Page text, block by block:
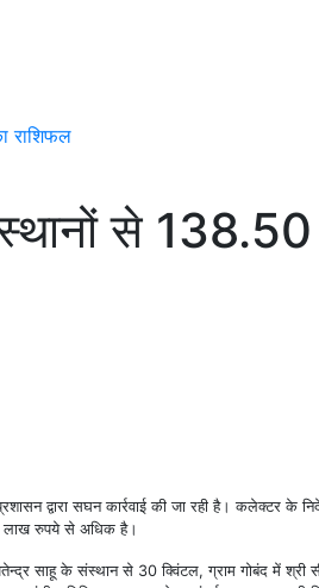
राशिफल
से 138.50
द्वारा सघन कार्रवाई की जा रही है। कलेक्टर के
लाख रुपये से अधिक है।
साहू के संस्थान से 30 क्विंटल, ग्राम गोबंद में